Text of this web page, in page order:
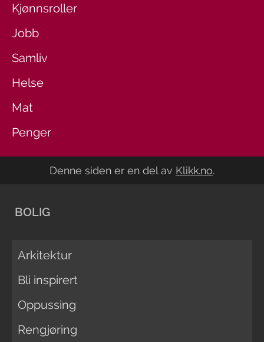
Kjønnsroller
Jobb
Samliv
Helse
Mat
Penger
Denne siden er en del av Klikk.no.
BOLIG
Arkitektur
Bli inspirert
Oppussing
Rengjøring